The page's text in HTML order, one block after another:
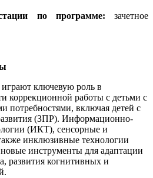
по программе: зачетное
ключевую роль в
коррекционной работы с детьми с
потребностями, включая детей с
(ЗПР). Информационно-
(ИКТ), сенсорные и
инклюзивные технологии
инструменты для адаптации
развития когнитивных и